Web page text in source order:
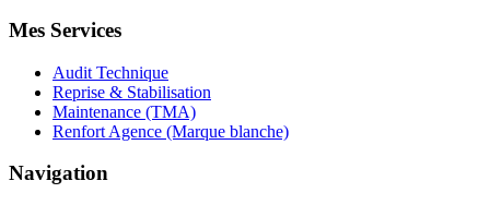
Mes Services
Audit Technique
Reprise & Stabilisation
Maintenance (TMA)
Renfort Agence (Marque blanche)
Navigation